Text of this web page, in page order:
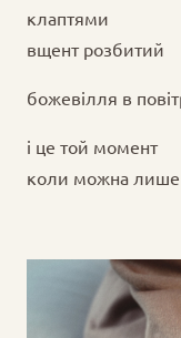
клаптями
вщент розбитий
божевілля в
і це той момент
коли можна лише